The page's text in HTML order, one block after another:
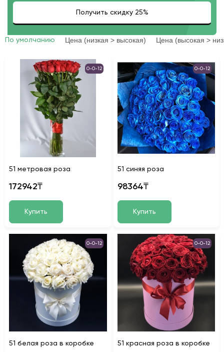
По умолчанию Цена (низкая > высокая) Цена (высокая >
0-0-12
51 метровая роза
172942₸
Купить
0-0-12
51 синяя роза
98364₸
Купить
0-0-12
51 белая роза в коробке
0-0-12
51 красная роза в коробке